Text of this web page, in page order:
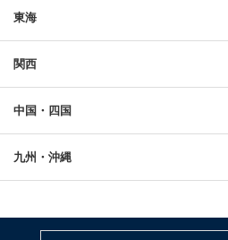
東海
関西
中国・四国
九州・沖縄